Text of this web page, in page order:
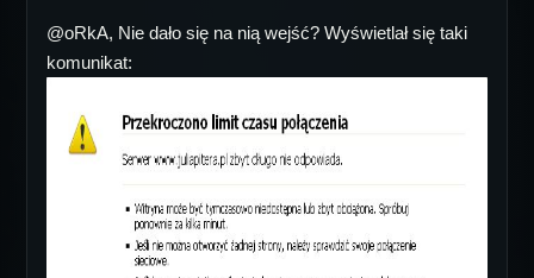
@oRkA, Nie dało się na nią wejść? Wyświetlał się taki
komunikat: